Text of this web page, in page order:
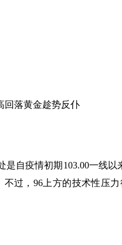
回落黄金趁势反仆
是自疫情初期103.00一线
过，96上方的技术性压